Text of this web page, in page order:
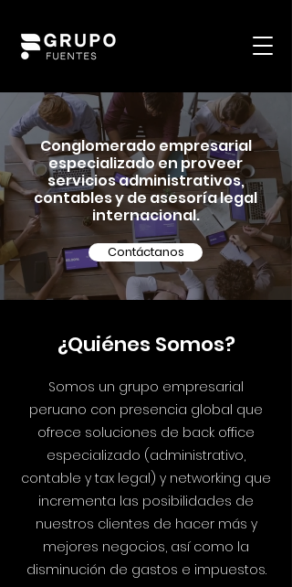
Conglomerado empresarial
especializado en proveer
servicios administrativos,
contables y de asesoría legal
internacional.
Contáctanos
¿Quiénes Somos?
Somos un grupo empresarial
peruano con presencia global que
ofrece soluciones de back office
especializado (administrativo,
contable y tax legal) y networking que
incrementa las posibilidades de
nuestros clientes de hacer más y
mejores negocios, así como la
disminución de gastos e impuestos.